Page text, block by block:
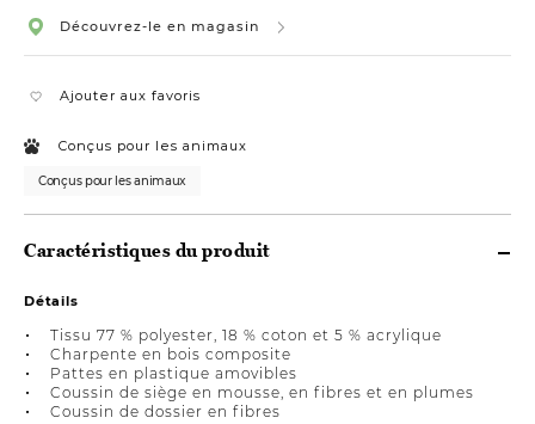
Découvrez-le en magasin
Ajouter aux favoris
Conçus pour les animaux
Conçus pour les animaux
Caractéristiques du produit
Détails
Tissu 77 % polyester, 18 % coton et 5 % acrylique
Charpente en bois composite
Pattes en plastique amovibles
Coussin de siège en mousse, en fibres et en plumes
Coussin de dossier en fibres